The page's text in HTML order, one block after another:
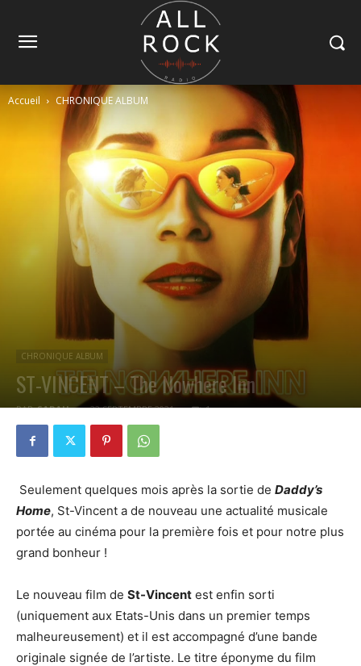
Accueil CHRONIQUE ALBUM
CHRONIQUE ALBUM
ST-VINCENT – The Nowhere Inn
PAR SARAH 22 SEPTEMBRE 2021 1
Seulement quelques mois après la sortie de Daddy’s
Home, St-Vincent a de nouveau une actualité musicale
portée au cinéma pour la première fois et pour notre plus
grand bonheur !
Le nouveau film de St-Vincent est enfin sorti
(uniquement aux Etats-Unis dans un premier temps
malheureusement) et il est accompagné d’une bande
originale signée de l’artiste. Le titre éponyme du film